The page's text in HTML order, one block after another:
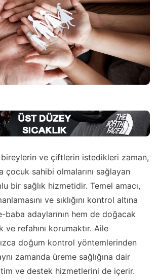
bireylerin ve çiftlerin istedikleri zaman,
çocuk sahibi olmalarını sağlayan
bir sağlık hizmetidir. Temel amacı,
ve sıklığını kontrol altına
baba adaylarının hem de doğacak
ve refahını korumaktır. Aile
doğum kontrol yöntemlerinden
zamanda üreme sağlığına dair
ve destek hizmetlerini de içerir.